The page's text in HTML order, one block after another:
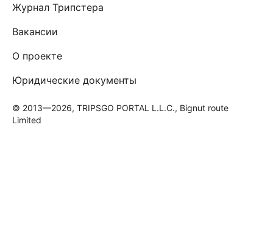
Журнал Трипстера
Вакансии
О проекте
Юридические документы
© 2013—2026, TRIPSGO PORTAL L.L.C., Bignut route
Limited